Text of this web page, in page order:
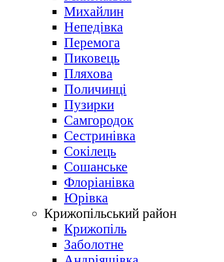
Михайлин
Непедівка
Перемога
Пиковець
Пляхова
Поличинці
Пузирки
Самгородок
Сестринівка
Сокілець
Сошанське
Флоріанівка
Юрівка
Крижопільський район
Крижопіль
Заболотне